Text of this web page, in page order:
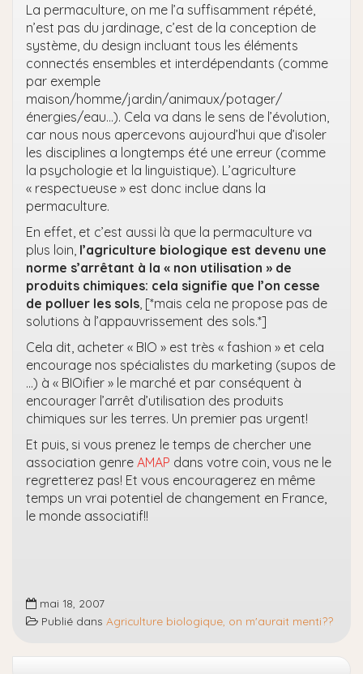
La permaculture, on me l’a suffisamment répété,
n’est pas du jardinage, c’est de la conception de
système, du design incluant tous les éléments
connectés ensembles et interdépendants (comme
par exemple
maison/homme/jardin/animaux/potager/
énergies/eau…). Cela va dans le sens de l’évolution,
car nous nous apercevons aujourd’hui que d’isoler
les disciplines a longtemps été une erreur (comme
la psychologie et la linguistique). L’agriculture
« respectueuse » est donc inclue dans la
permaculture.
En effet, et c’est aussi là que la permaculture va
plus loin, l’agriculture biologique est devenu une
norme s’arrêtant à la « non utilisation » de
produits chimiques: cela signifie que l’on cesse
de polluer les sols , [*mais cela ne propose pas de
solutions à l’appauvrissement des sols.*]
Cela dit, acheter « BIO » est très « fashion » et cela
encourage nos spécialistes du marketing (supos de
…) à « BIOifier » le marché et par conséquent à
encourager l’arrêt d’utilisation des produits
chimiques sur les terres. Un premier pas urgent!
Et puis, si vous prenez le temps de chercher une
association genre AMAP dans votre coin, vous ne le
regretterez pas! Et vous encouragerez en même
temps un vrai potentiel de changement en France,
le monde associatif!!
mai 18, 2007
Publié dans Agriculture biologique, on m'aurait menti??